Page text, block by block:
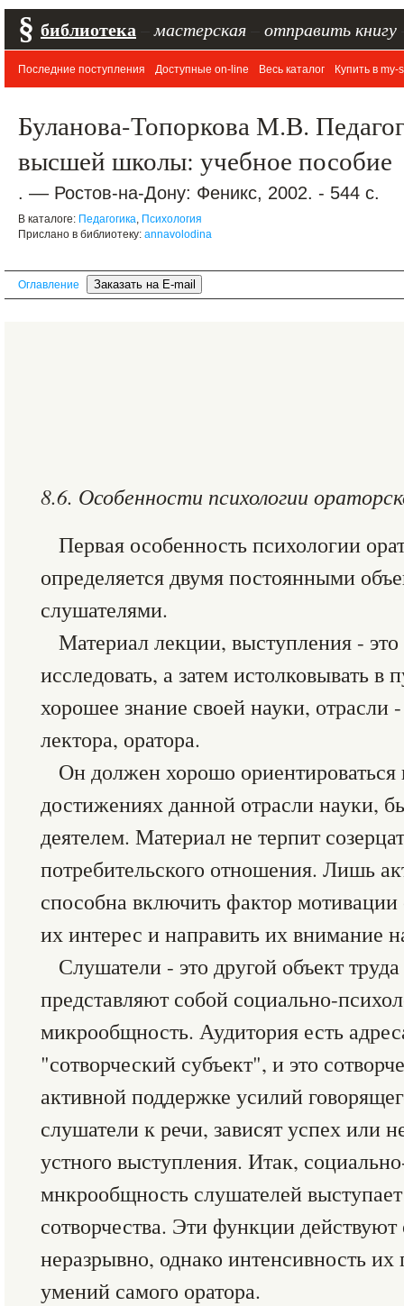
§ библиотека мастерская отправить книгу
Последние поступления Доступные on-line Весь каталог Купить в my-
Буланова-Топоркова М.В.
высшей школы: учебное пособие
. –– Ростов-на-Дону: Феникс, 2002. - 544 с.
В каталоге: Педагогика, Психология
Прислано в библиотеку: annavolodina
Оглавление
8.6. Особенности психологии
Первая особенность психологии
определяется двумя постоянными
слушателями.
Материал лекции, выступления - это
исследовать, а затем истолковывать
хорошее знание своей науки, отрасли
лектора, оратора.
Он должен хорошо ориентироваться
достижениях данной отрасли науки,
деятелем. Материал не терпит
потребительского отношения. Лишь
способна включить фактор
их интерес и направить их внимание
Слушатели - это другой объект
представляют собой социально-
микрообщность. Аудитория есть
"сотворческий субъект", и это
активной поддержке усилий
слушатели к речи, зависят успех или
устного выступления. Итак,
мнкрообщность слушателей
сотворчества. Эти функции
неразрывно, однако интенсивность их
умений самого оратора.